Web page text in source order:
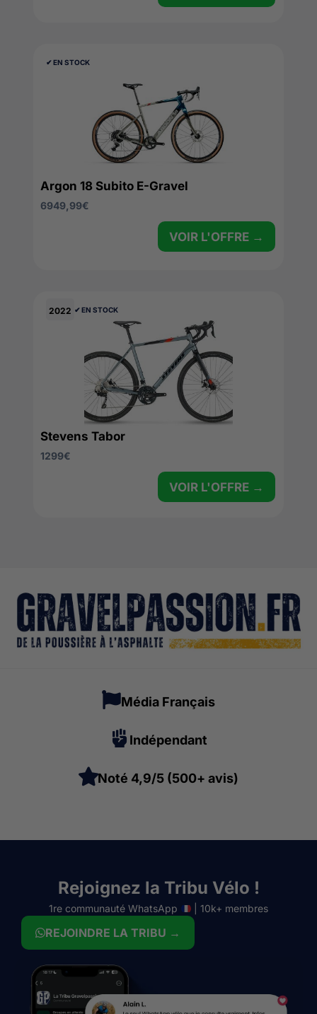
✔︎ EN STOCK
Argon 18 Subito E-Gravel
6949,99€
VOIR L'OFFRE →
2022 ✔︎ EN STOCK
Stevens Tabor
1299€
VOIR L'OFFRE →
Média Français
Indépendant
Noté 4,9/5 (500+ avis)
Rejoignez la Tribu Vélo !
1re communauté WhatsApp | 10k+ membres
REJOINDRE LA TRIBU →